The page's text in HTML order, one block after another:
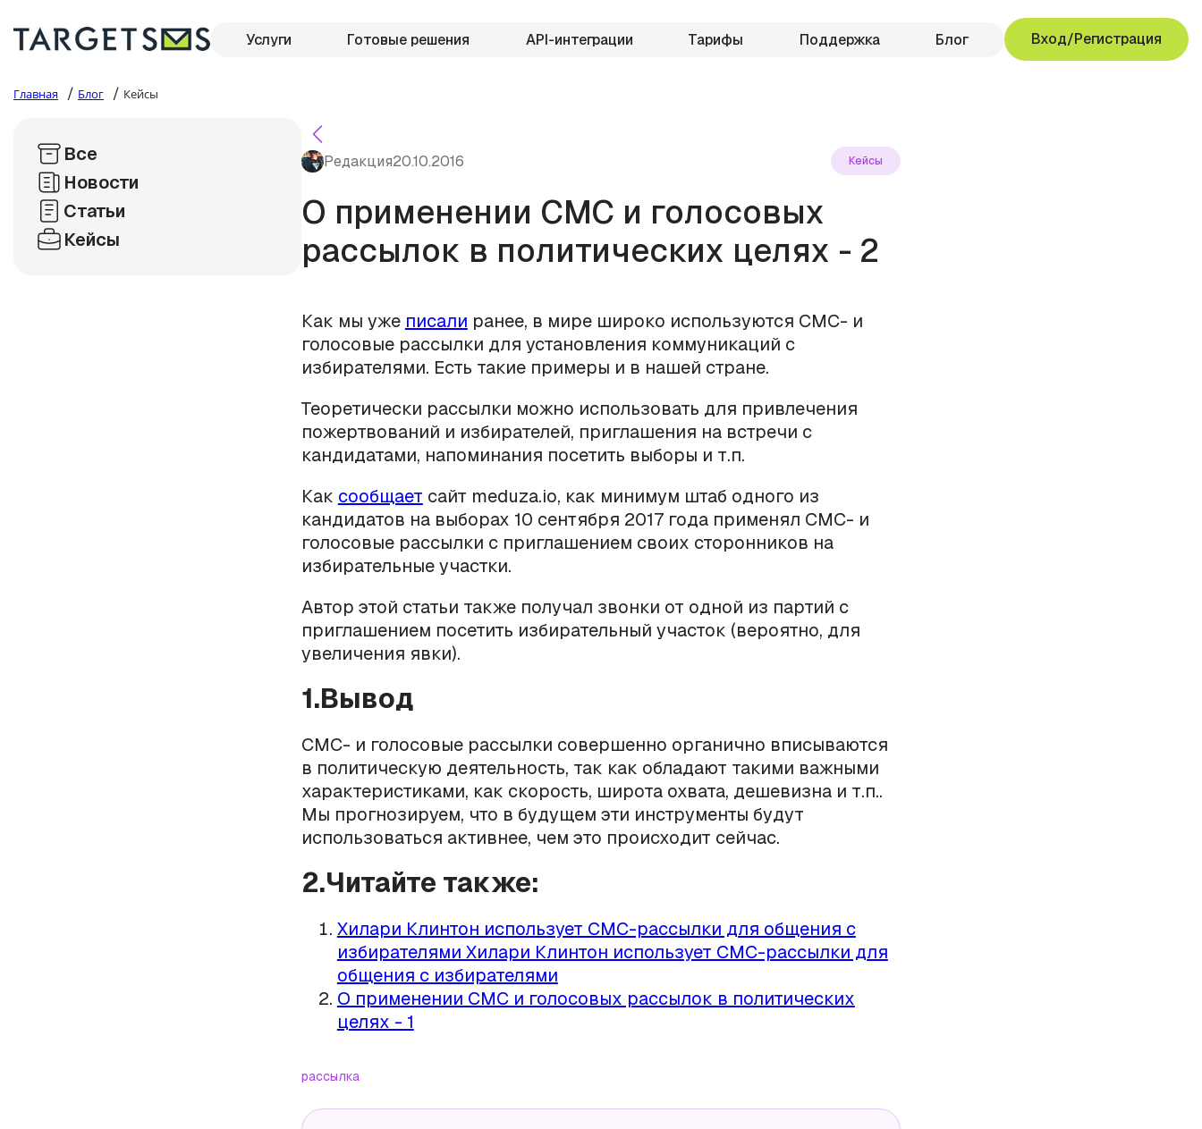
Услуги Готовые решения API-интеграции Тарифы Поддержка Блог Вход/Регистрация
Главная / Блог / Кейсы
Все
Новости
Статьи
Кейсы
Редакция20.10.2016 Кейсы
О применении СМС и голосовых
рассылок в политических целях - 2
Как мы уже писали ранее, в мире широко используются СМС- и
голосовые рассылки для установления коммуникаций с
избирателями. Есть такие примеры и в нашей стране.
Теоретически рассылки можно использовать для привлечения
пожертвований и избирателей, приглашения на встречи с
кандидатами, напоминания посетить выборы и т.п.
Как сообщает сайт meduza.io, как минимум штаб одного из
кандидатов на выборах 10 сентября 2017 года применял СМС- и
голосовые рассылки с приглашением своих сторонников на
избирательные участки.
Автор этой статьи также получал звонки от одной из партий с
приглашением посетить избирательный участок (вероятно, для
увеличения явки).
1.Вывод
СМС- и голосовые рассылки совершенно органично вписываются
в политическую деятельность, так как обладают такими важными
характеристиками, как скорость, широта охвата, дешевизна и т.п..
Мы прогнозируем, что в будущем эти инструменты будут
использоваться активнее, чем это происходит сейчас.
2.Читайте также:
Хилари Клинтон использует СМС-рассылки для общения с
избирателями Хилари Клинтон использует СМС-рассылки для
общения с избирателями
О применении СМС и голосовых рассылок в политических
целях - 1
рассылка